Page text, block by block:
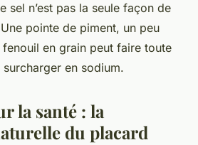
sel n’est pas la seule façon de
pointe de piment, un peu
en grain peut faire toute
en sodium.
la santé : la
du placard